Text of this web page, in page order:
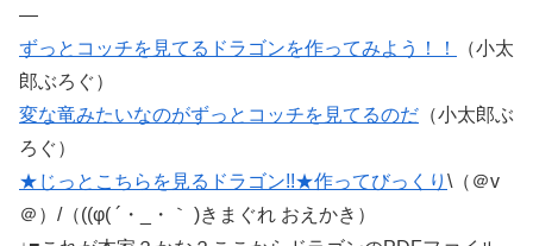
—
ずっとコッチを見てるドラゴンを作ってみよう！！
（小太
郎ぶろぐ）
変な竜みたいなのがずっとコッチを見てるのだ （小太郎ぶ
ろぐ）
★じっとこちらを見るドラゴン!!★作ってびっくり \（＠v
＠）/（((φ( ´・_・｀ )きまぐれ おえかき）